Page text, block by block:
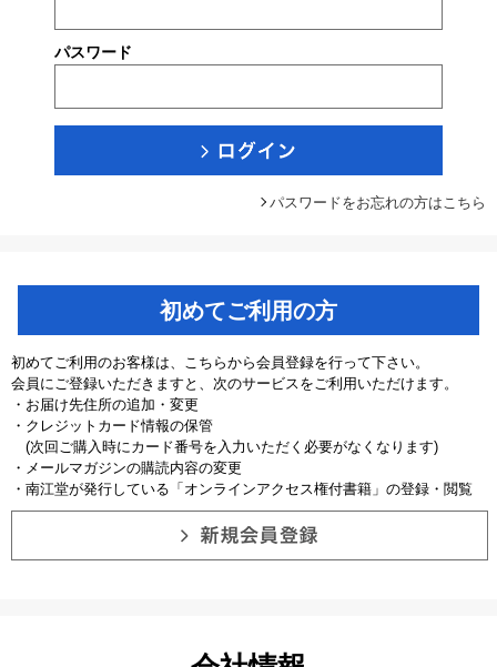
パスワード
パスワードをお忘れの方はこちら
初めてご利用の方
初めてご利用のお客様は、こちらから会員登録を行って下さい。
会員にご登録いただきますと、次のサービスをご利用いただけます。
・お届け先住所の追加・変更
・クレジットカード情報の保管
(次回ご購入時にカード番号を入力いただく必要がなくなります)
・メールマガジンの購読内容の変更
・南江堂が発行している「オンラインアクセス権付書籍」の登録・閲覧